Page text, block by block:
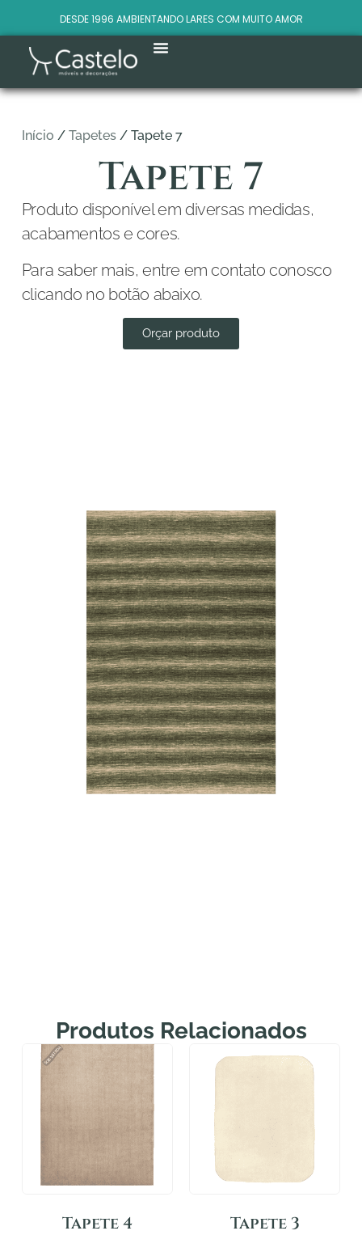
DESDE 1996 AMBIENTANDO LARES COM MUITO AMOR
Início / Tapetes/ Tapete 7
Tapete 7
Produto disponível em diversas medidas,
acabamentos e cores.
Para saber mais, entre em contato conosco
clicando no botão abaixo.
Orçar produto
Produtos Relacionados
Tapete 4 Tapete 3